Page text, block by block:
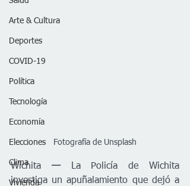
Arte & Cultura
Deportes
COVID-19
Política
Tecnología
Economía
Elecciones
Clima
Vivienda
Fotografía de Unsplash
Wichita — La Policía de Wichita
investiga un apuñalamiento que dejó a